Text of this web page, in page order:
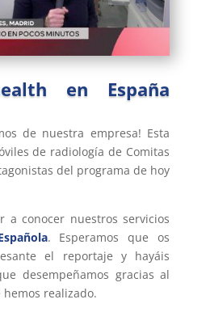
en España
de nuestra empresa! Esta
de radiología de Comitas
del programa de hoy
a conocer nuestros servicios
. Esperamos que os
el reportaje y hayáis
desempeñamos gracias al
realizado.